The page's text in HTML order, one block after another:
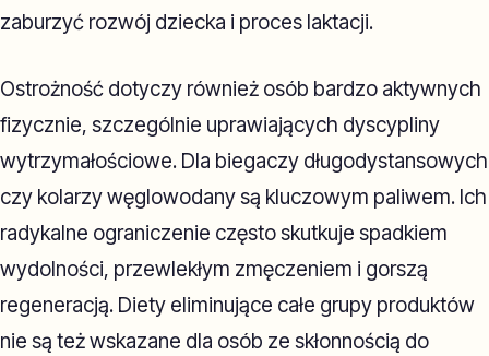
zaburzyć rozwój dziecka i proces laktacji.
Ostrożność dotyczy również osób bardzo aktywnych
fizycznie, szczególnie uprawiających dyscypliny
wytrzymałościowe. Dla biegaczy długodystansowych
czy kolarzy węglowodany są kluczowym paliwem. Ich
radykalne ograniczenie często skutkuje spadkiem
wydolności, przewlekłym zmęczeniem i gorszą
regeneracją. Diety eliminujące całe grupy produktów
nie są też wskazane dla osób ze skłonnością do